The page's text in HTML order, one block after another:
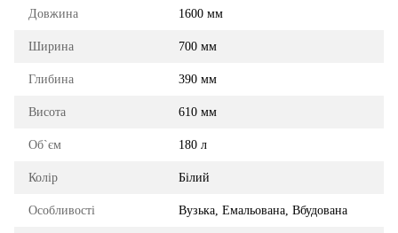
Довжина 1600 мм
Ширина 700 мм
Глибина 390 мм
Висота 610 мм
Об`єм 180 л
Колір Білий
Особливості Вузька, Емальована, Вбудована